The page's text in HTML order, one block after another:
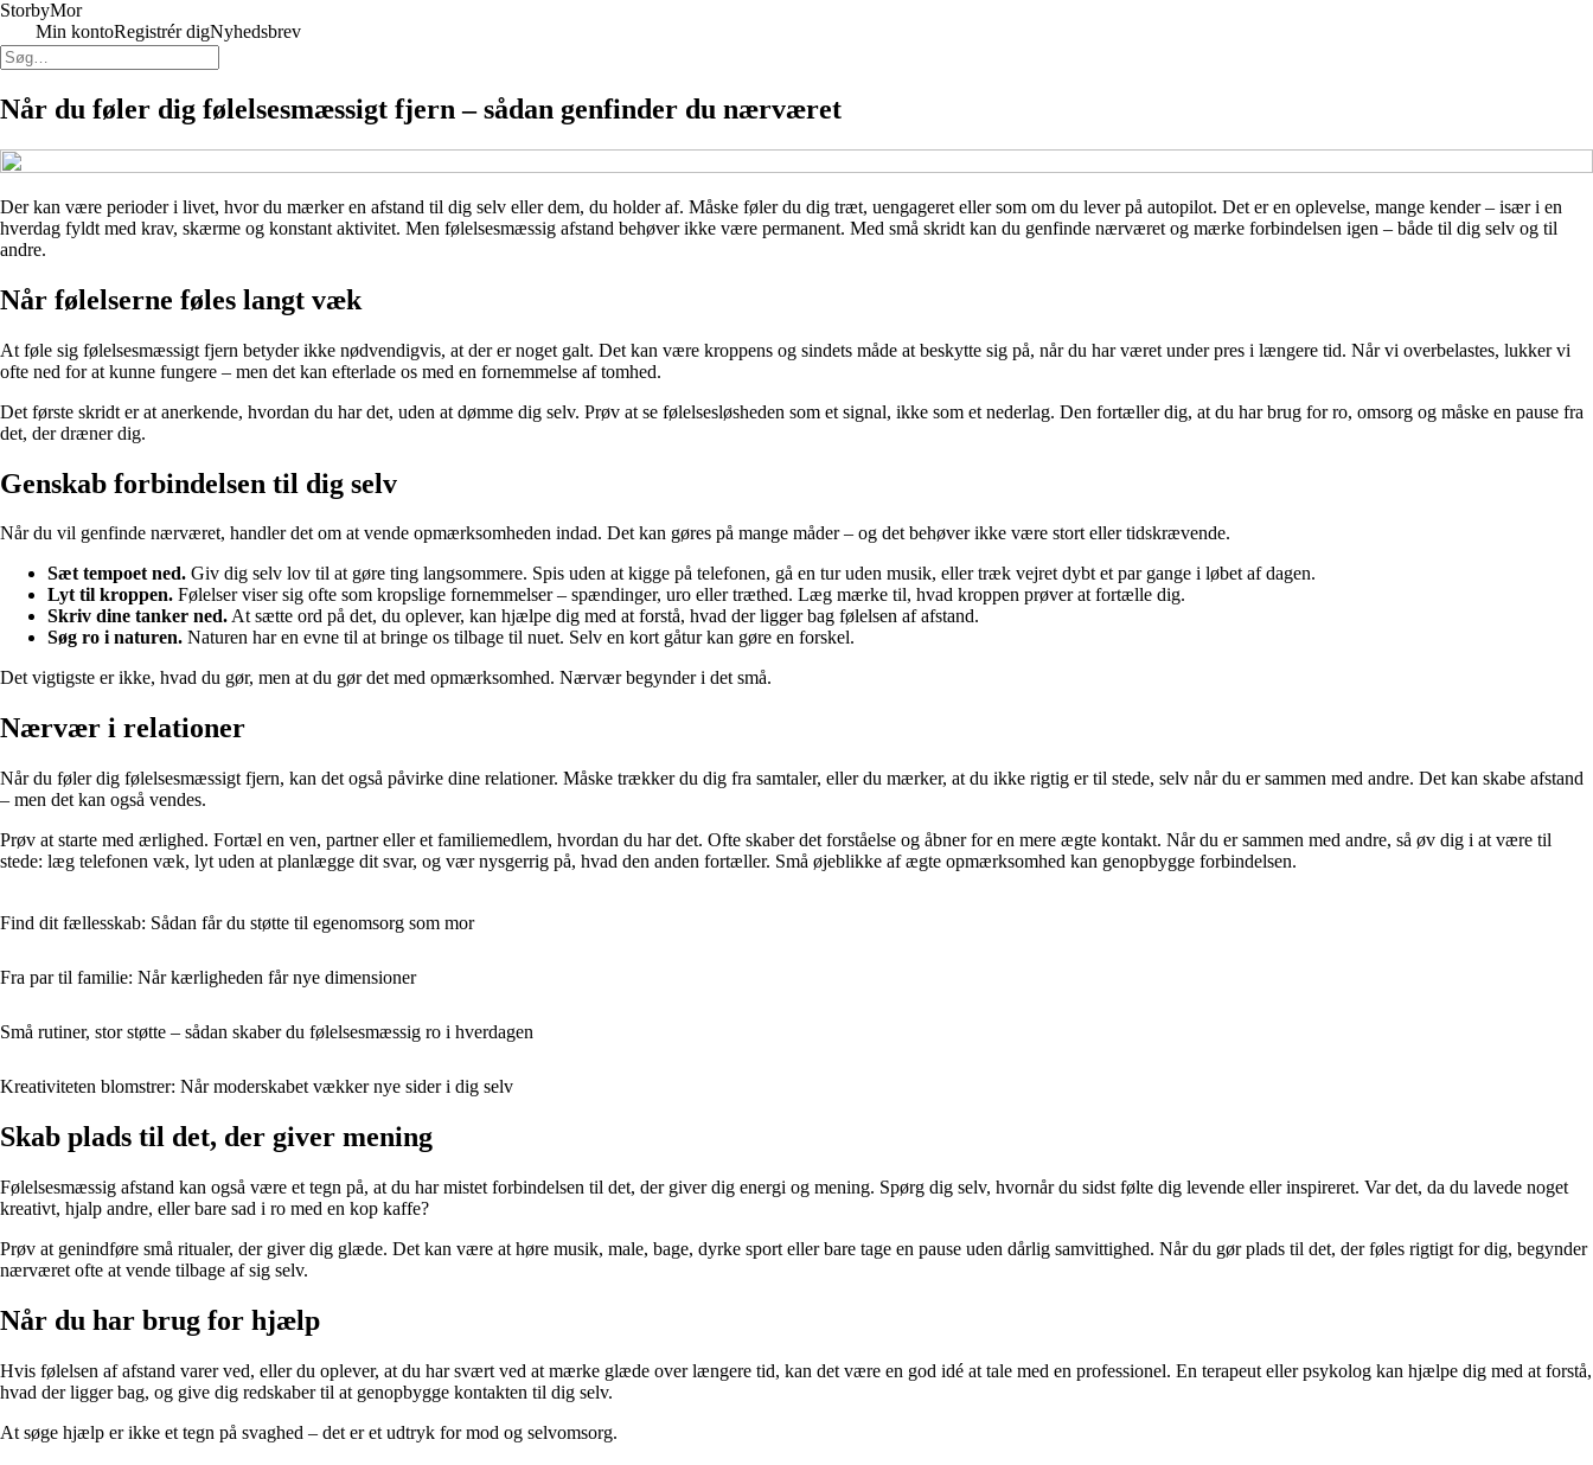
StorbyMor
Min kontoRegistrér digNyhedsbrev
Når du føler dig følelsesmæssigt fjern – sådan genfinder du nærværet
Der kan være perioder i livet, hvor du mærker en afstand til dig selv eller dem, du holder af. Måske føler du dig træt, uengageret eller som om du lever på autopilot. Det er en oplevelse, mange kender – især i en
hverdag fyldt med krav, skærme og konstant aktivitet. Men følelsesmæssig afstand behøver ikke være permanent. Med små skridt kan du genfinde nærværet og mærke forbindelsen igen – både til dig selv og til
andre.
Når følelserne føles langt væk
At føle sig følelsesmæssigt fjern betyder ikke nødvendigvis, at der er noget galt. Det kan være kroppens og sindets måde at beskytte sig på, når du har været under pres i længere tid. Når vi overbelastes, lukker vi
ofte ned for at kunne fungere – men det kan efterlade os med en fornemmelse af tomhed.
Det første skridt er at anerkende, hvordan du har det, uden at dømme dig selv. Prøv at se følelsesløsheden som et signal, ikke som et nederlag. Den fortæller dig, at du har brug for ro, omsorg og måske en pause fra
det, der dræner dig.
Genskab forbindelsen til dig selv
Når du vil genfinde nærværet, handler det om at vende opmærksomheden indad. Det kan gøres på mange måder – og det behøver ikke være stort eller tidskrævende.
Sæt tempoet ned. Giv dig selv lov til at gøre ting langsommere. Spis uden at kigge på telefonen, gå en tur uden musik, eller træk vejret dybt et par gange i løbet af dagen.
Lyt til kroppen. Følelser viser sig ofte som kropslige fornemmelser – spændinger, uro eller træthed. Læg mærke til, hvad kroppen prøver at fortælle dig.
Skriv dine tanker ned.At sætte ord på det, du oplever, kan hjælpe dig med at forstå, hvad der ligger bag følelsen af afstand.
Søg ro i naturen. Naturen har en evne til at bringe os tilbage til nuet. Selv en kort gåtur kan gøre en forskel.
Det vigtigste er ikke, hvad du gør, men at du gør det med opmærksomhed. Nærvær begynder i det små.
Nærvær i relationer
Når du føler dig følelsesmæssigt fjern, kan det også påvirke dine relationer. Måske trækker du dig fra samtaler, eller du mærker, at du ikke rigtig er til stede, selv når du er sammen med andre. Det kan skabe afstand
– men det kan også vendes.
Prøv at starte med ærlighed. Fortæl en ven, partner eller et familiemedlem, hvordan du har det. Ofte skaber det forståelse og åbner for en mere ægte kontakt. Når du er sammen med andre, så øv dig i at være til
stede: læg telefonen væk, lyt uden at planlægge dit svar, og vær nysgerrig på, hvad den anden fortæller. Små øjeblikke af ægte opmærksomhed kan genopbygge forbindelsen.
Find dit fællesskab: Sådan får du støtte til egenomsorg som mor
Fra par til familie: Når kærligheden får nye dimensioner
Små rutiner, stor støtte – sådan skaber du følelsesmæssig ro i hverdagen
Kreativiteten blomstrer: Når moderskabet vækker nye sider i dig selv
Skab plads til det, der giver mening
Følelsesmæssig afstand kan også være et tegn på, at du har mistet forbindelsen til det, der giver dig energi og mening. Spørg dig selv, hvornår du sidst følte dig levende eller inspireret. Var det, da du lavede noget
kreativt, hjalp andre, eller bare sad i ro med en kop kaffe?
Prøv at genindføre små ritualer, der giver dig glæde. Det kan være at høre musik, male, bage, dyrke sport eller bare tage en pause uden dårlig samvittighed. Når du gør plads til det, der føles rigtigt for dig, begynder
nærværet ofte at vende tilbage af sig selv.
Når du har brug for hjælp
Hvis følelsen af afstand varer ved, eller du oplever, at du har svært ved at mærke glæde over længere tid, kan det være en god idé at tale med en professionel. En terapeut eller psykolog kan hjælpe dig med at forstå,
hvad der ligger bag, og give dig redskaber til at genopbygge kontakten til dig selv.
At søge hjælp er ikke et tegn på svaghed – det er et udtryk for mod og selvomsorg.